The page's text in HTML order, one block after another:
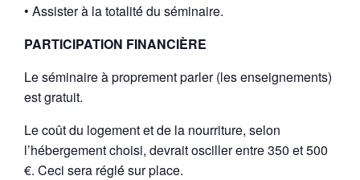
• Assister à la totalité́ du séminaire.
PARTICIPATION FINANCIÈRE
Le séminaire à proprement parler (les enseignements)
est gratuit.
Le coût du logement et de la nourriture, selon
l’hébergement choisi, devrait osciller entre 350 et 500
€. Ceci sera réglé́ sur place.